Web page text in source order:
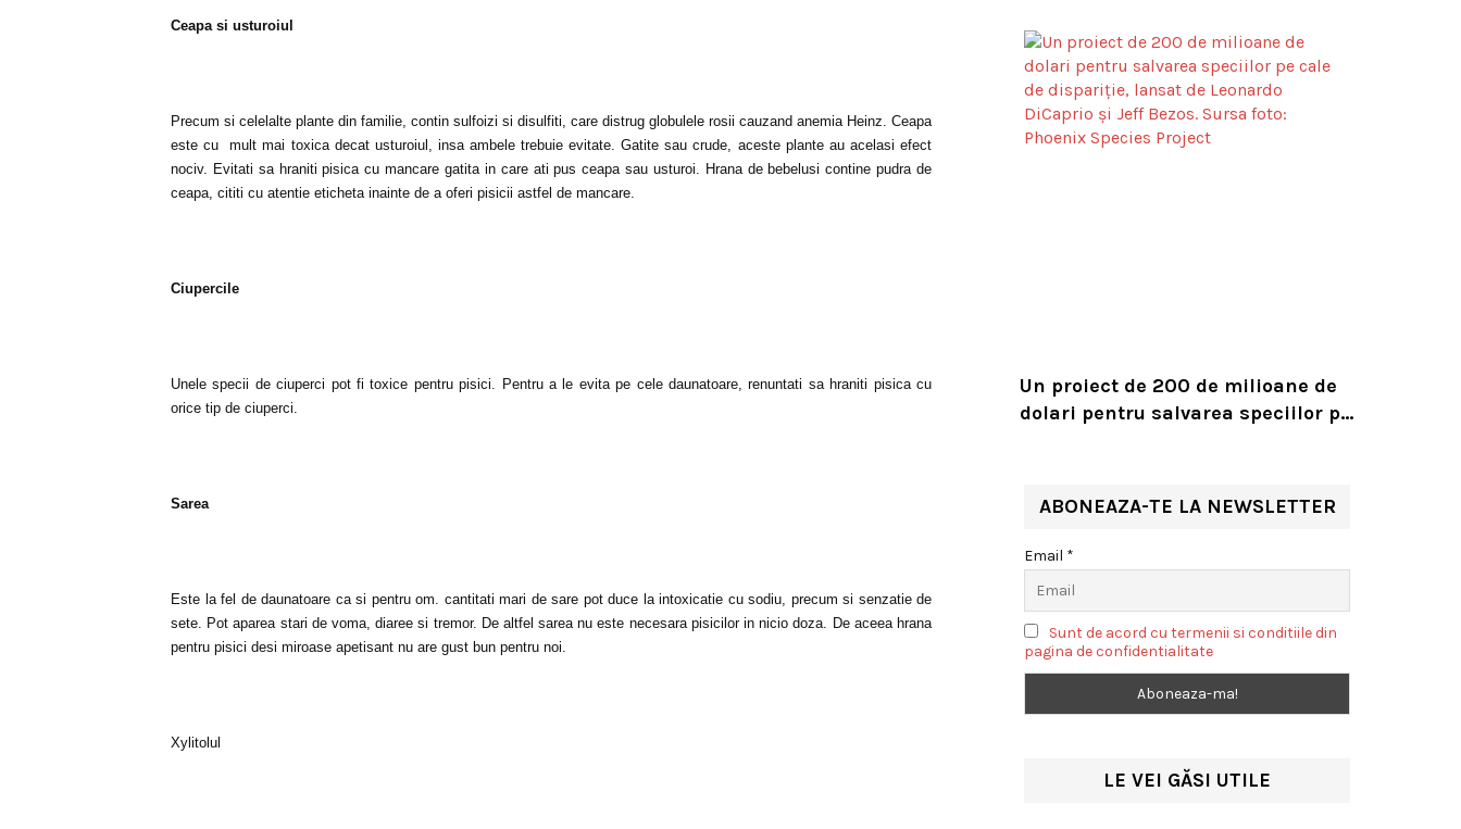
Ceapa si usturoiul
Precum si celelalte plante din familie, contin sulfoizi si disulfiti, care distrug globulele rosii cauzand anemia Heinz. Ceapa
este cu mult mai toxica decat usturoiul, insa ambele trebuie evitate. Gatite sau crude, aceste plante au acelasi efect
nociv. Evitati sa hraniti pisica cu mancare gatita in care ati pus ceapa sau usturoi. Hrana de bebelusi contine pudra de
ceapa, cititi cu atentie eticheta inainte de a oferi pisicii astfel de mancare.
Ciupercile
Unele specii de ciuperci pot fi toxice pentru pisici. Pentru a le evita pe cele daunatoare, renuntati sa hraniti pisica cu
orice tip de ciuperci.
Sarea
Este la fel de daunatoare ca si pentru om. cantitati mari de sare pot duce la intoxicatie cu sodiu, precum si senzatie de
sete. Pot aparea stari de voma, diaree si tremor. De altfel sarea nu este necesara pisicilor in nicio doza. De aceea hrana
pentru pisici desi miroase apetisant nu are gust bun pentru noi.
Xylitolul
în timpul unor lucrări VIDEO
Un proiect de 200 de milioane de
dolari pentru salvarea speciilor pe
ABONEAZA-TE LA NEWSLETTER
Email *
Sunt de acord cu termenii si conditiile din
pagina de confidentialitate
LE VEI GĂSI UTILE